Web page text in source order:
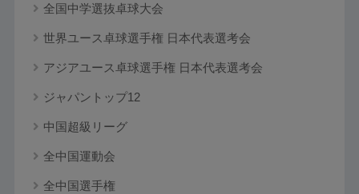
全国中学選抜卓球大会
世界ユース卓球選手権 日本代表選考会
アジアユース卓球選手権 日本代表選考会
ジャパントップ12
中国超級リーグ
全中国運動会
全中国選手権